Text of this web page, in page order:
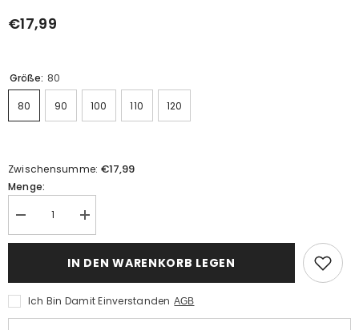
€17,99
Größe: 80
80 90 100 110 120
Zwischensumme: €17,99
Menge:
verringern
für
Mädchen
Cartoon
Hase
Ostern
Menge
erhöhen
für
Kinder
Ostern
Mädchen
Hase
Ostern
IN DEN WARENKORB LEGEN
Ich Bin Damit Einverstanden AGB